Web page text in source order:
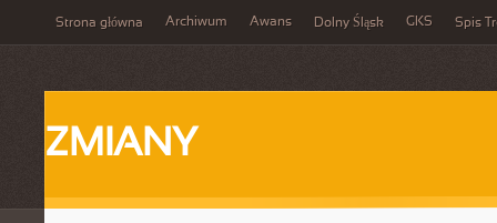
Strona główna Archiwum Awans Dolny Śląsk GKS Spis
ZMIANY